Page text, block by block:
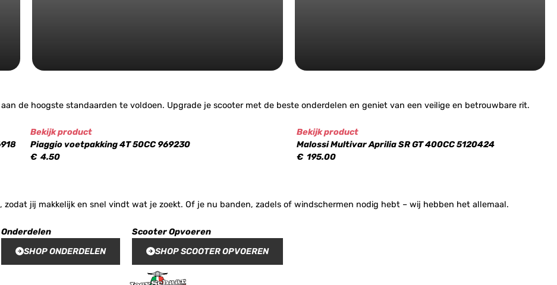
de hoogste standaarden te voldoen. Upgrade je scooter met de beste onderdelen en geniet van een veilige en betrouwbare rit.
Bekijk product
Piaggio voetpakking 4T 50CC 969230
€ 4.50
Bekijk product
Malossi Multivar Aprilia SR GT 400CC 5120424
€ 195.00
jij makkelijk en snel vindt wat je zoekt. Of je nu banden, zadels of windschermen nodig hebt – wij hebben het allemaal.
Onderdelen
SHOP ONDERDELEN
Scooter Opvoeren
SHOP SCOOTER OPVOEREN